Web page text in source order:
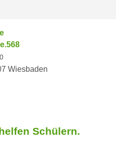
0
Wiesbaden
Schülern.